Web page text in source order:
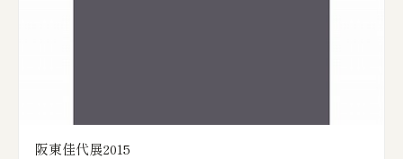
阪東佳代展2015